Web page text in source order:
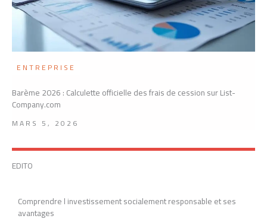
ENTREPRISE
Barème 2026 : Calculette officielle des frais de cession sur List-
Company.com
MARS 5, 2026
EDITO
Comprendre l investissement socialement responsable et ses
avantages